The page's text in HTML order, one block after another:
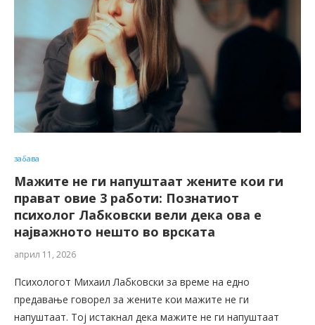
забава
Мажите не ги напуштаат жените кои ги
прават овие 3 работи: Познатиот
психолог Лабковски вели дека ова е
најважното нешто во врската
април 11, 2026
Психологот Михаил Лабковски за време на едно
предавање говорел за жените кои мажите не ги
напуштаат. Тој истакнал дека мажите не ги напуштаат